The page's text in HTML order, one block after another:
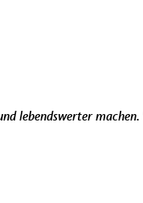
lebendswerter